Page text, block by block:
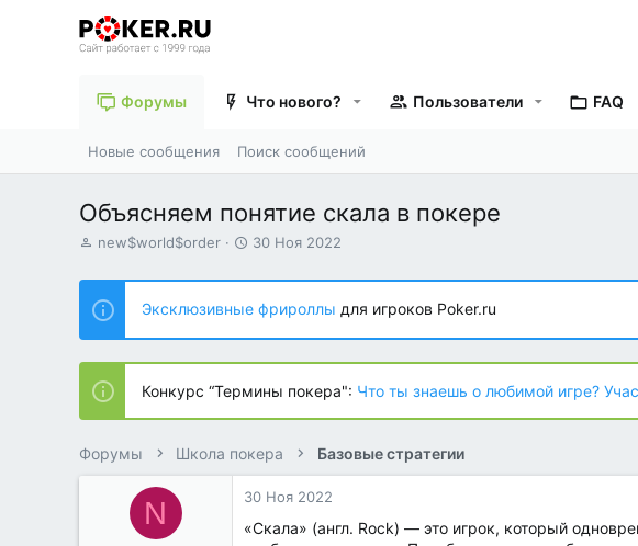
Форумы Что нового? Пользователи FAQ
Новые сообщения Поиск сообщений
Объясняем понятие скала в покере
А
т
о
р
т
е
м
ы
new$world$order
Д
т
н
а
ч
л
а
30 Ноя 2022
Эксклюзивные фрироллы для игроков Poker.ru
Конкурс “Термины покера": Что ты знаешь о любимой игре?
Форумы Школа покера Базовые стратегии
N 30 Ноя 2022
«Скала» (англ. Rock) — это игрок, который